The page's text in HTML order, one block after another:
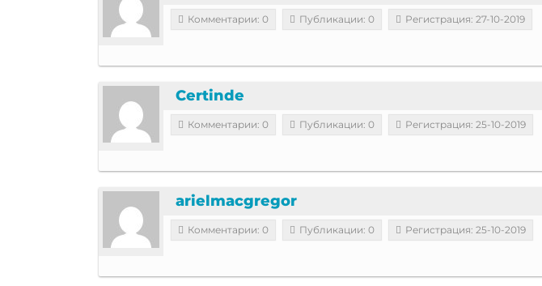
Комментарии: 0 Публикации: 0 Регистрация: 27-10-2019
Certinde
Комментарии: 0 Публикации: 0 Регистрация: 25-10-2019
arielmacgregor
Комментарии: 0 Публикации: 0 Регистрация: 25-10-2019